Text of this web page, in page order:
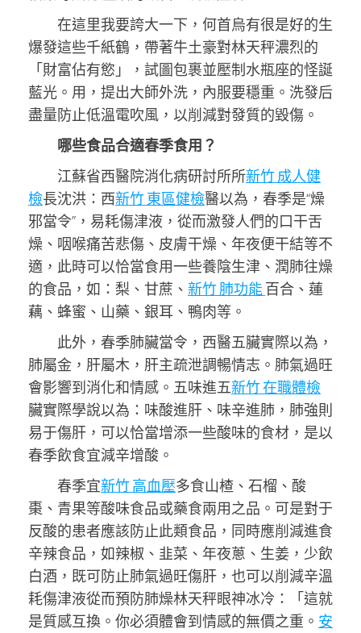
在這里我要誇大一下，何首烏有很是好的生
爆發這些千紙鶴，帶著牛土豪對林天秤濃烈的
「財富佔有慾」，試圖包裹並壓制水瓶座的怪誕
藍光。用，提出大師外洗，內服要穩重。洗發后
盡量防止低溫電吹風，以削減對發質的毀傷。
哪些食品合適春季食用？
江蘇省西醫院消化病研討所所新竹 成人健
檢長沈洪：西新竹 東區健檢醫以為，春季是“燥
邪當令”，易耗傷津液，從而激發人們的口干舌
燥、咽喉痛苦悲傷、皮膚干燥、年夜便干結等不
適，此時可以恰當食用一些養陰生津、潤肺往燥
的食品，如：梨、甘蔗、 新竹 肺功能百合、蓮
藕、蜂蜜、山藥、銀耳、鴨肉等。
此外，春季肺臟當令，西醫五臟實際以為，
肺屬金，肝屬木，肝主疏泄調暢情志。肺氣過旺
會影響到消化和情感。五味進五新竹 在職體檢
臟實際學說以為：味酸進肝、味辛進肺，肺強則
易于傷肝，可以恰當增添一些酸味的食材，是以
春季飲食宜減辛增酸。
春季宜新竹 高血壓多食山楂、石榴、酸
棗、青果等酸味食品或藥食兩用之品。可是對于
反酸的患者應該防止此類食品，同時應削減進食
辛辣食品，如辣椒、韭菜、年夜蔥、生姜，少飲
白酒，既可防止肺氣過旺傷肝，也可以削減辛溫
耗傷津液從而預防肺燥林天秤眼神冰冷：「這就
是質感互換。你必須體會到情感的無價之重。 安